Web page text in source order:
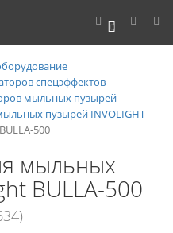
0
спецэффектов
мыльных пузырей
пузырей INVOLIGHT
500
мыльных
BULLA-500